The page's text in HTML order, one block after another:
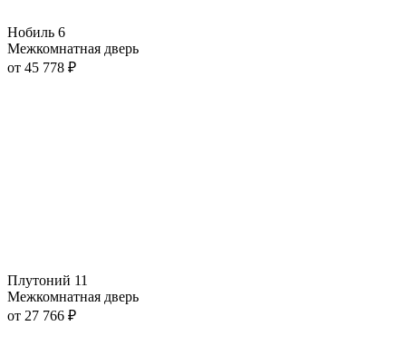
Нобиль 6
Межкомнатная дверь
от 45 778 ₽
Плутоний 11
Межкомнатная дверь
от 27 766 ₽